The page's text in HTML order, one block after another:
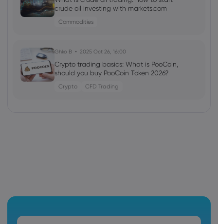
crude oil investing with markets.com
Commodities
Ghko B 2025 Oct 26, 16:00
Crypto trading basics: What is PooCoin,
should you buy PooCoin Token 2026?
Crypto CFD Trading